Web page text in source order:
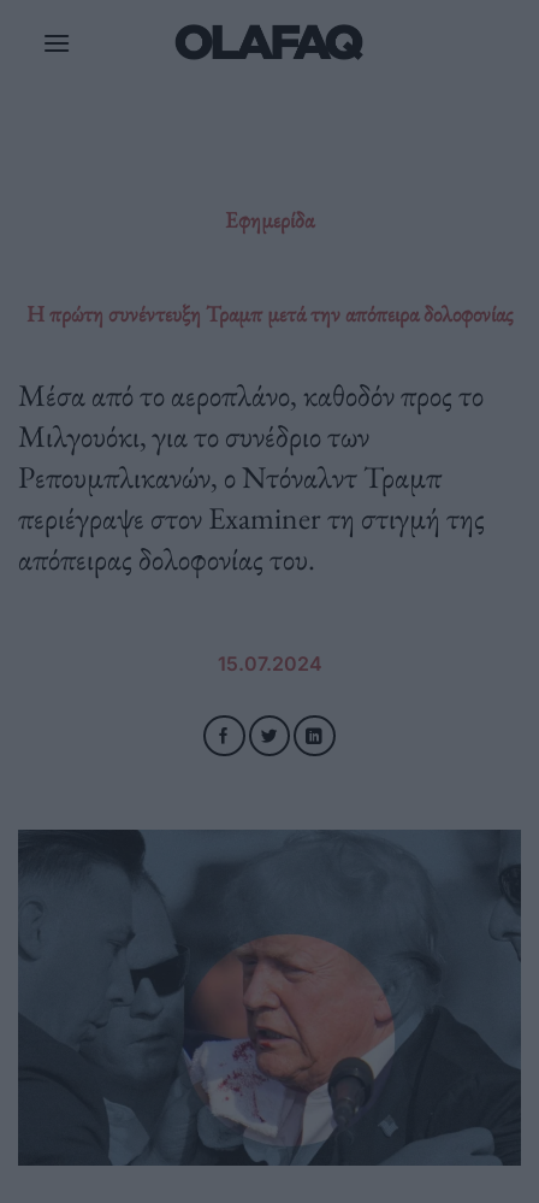
Εφημερίδα
Η πρώτη συνέντευξη Τραμπ μετά την απόπειρα δολοφονίας
Μέσα από το αεροπλάνο, καθοδόν προς το
Μιλγουόκι, για το συνέδριο των
Ρεπουμπλικανών, ο Ντόναλντ Τραμπ
περιέγραψε στον Examiner τη στιγμή της
απόπειρας δολοφονίας του.
15.07.2024